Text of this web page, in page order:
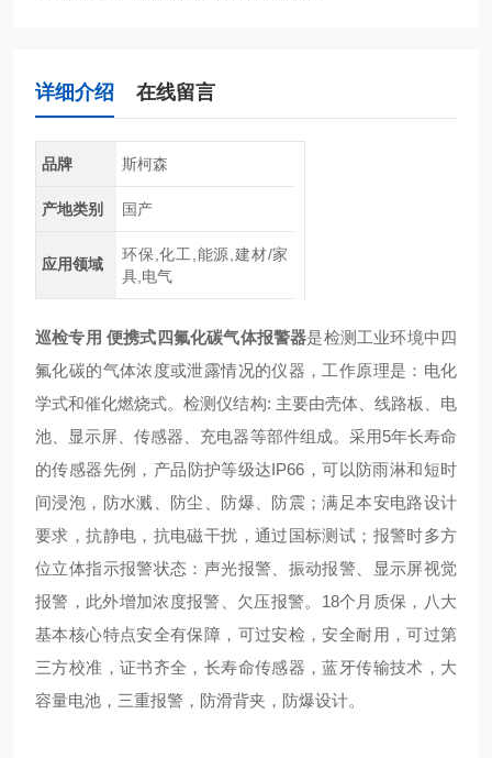
详细介绍 在线留言
品牌 斯柯森
产地类别 国产
应用领域
环保,化工,能源,建材/家
具,电气
巡检专用 便携式四氟化碳气体报警器是检测工业环境中四
氟化碳的气体浓度或泄露情况的仪器，工作原理是：电化
学式和催化燃烧式。检测仪结构: 主要由壳体、线路板、电
池、显示屏、传感器、充电器等部件组成。采用5年长寿命
的传感器先例，产品防护等级达IP66，可以防雨淋和短时
间浸泡，防水溅、防尘、防爆、防震；满足本安电路设计
要求，抗静电，抗电磁干扰，通过国标测试；报警时多方
位立体指示报警状态：声光报警、振动报警、显示屏视觉
报警，此外增加浓度报警、欠压报警。18个月质保，八大
基本核心特点安全有保障，可过安检，安全耐用，可过第
三方校准，证书齐全，长寿命传感器，蓝牙传输技术，大
容量电池，三重报警，防滑背夹，防爆设计。